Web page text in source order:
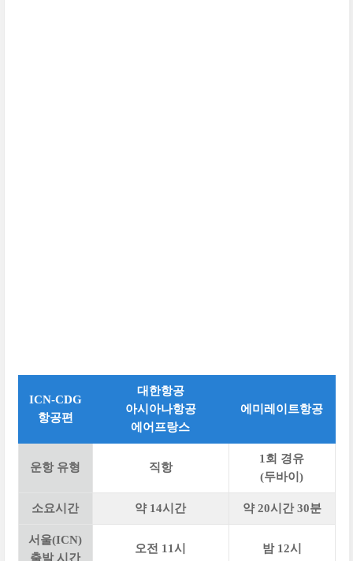
ICN-CDG
항공편
대한항공
아시아나항공
에어프랑스
에미레이트항공
운항 유형 직항
1회 경유
(두바이)
소요시간 약 14시간 약 20시간 30분
서울(ICN)
출발 시간
오전 11시 밤 12시